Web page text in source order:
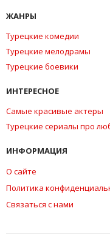
ЖАНРЫ
Турецкие комедии
Турецкие мелодрамы
Турецкие боевики
ИНТЕРЕСНОЕ
Самые красивые актеры
Турецкие сериалы про
ИНФОРМАЦИЯ
О сайте
Политика
Связаться с нами